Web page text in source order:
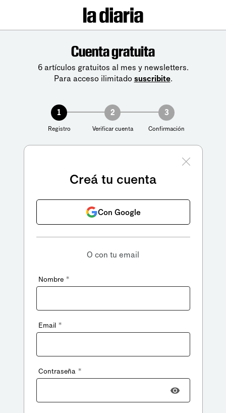
Cuenta gratuita
6 artículos gratuitos al mes y newsletters.
Para acceso ilimitado suscribite.
1
Registro
2
Verificar cuenta
3
Confirmación
Creá tu cuenta
Con Google
O con tu email
Nombre *
Email *
Contraseña *